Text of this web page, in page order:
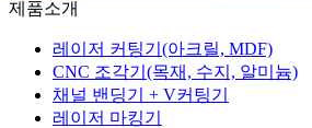
제품소개
레이저 커팅기(아크릴, MDF)
CNC 조각기(목재, 수지, 알미늄)
채널 밴딩기 + V커팅기
레이저 마킹기